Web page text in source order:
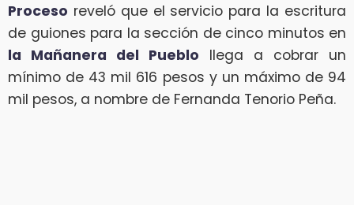
Proceso reveló que el servicio para la escritura
de guiones para la sección de cinco minutos en
la Mañanera del Pueblo llega a cobrar un
mínimo de 43 mil 616 pesos y un máximo de 94
mil pesos, a nombre de Fernanda Tenorio Peña.